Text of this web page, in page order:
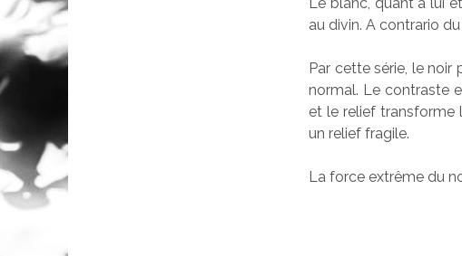
au divin. A contrario
Par cette série, le noir
normal. Le contraste
et le relief transforme
un relief fragile.
La force extrême du